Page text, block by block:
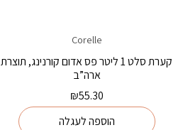
Corelle
קערת סלט 1 ליטר פס אדום קורנינג, תוצרת
ארה”ב
₪55.30
הוספה לעגלה